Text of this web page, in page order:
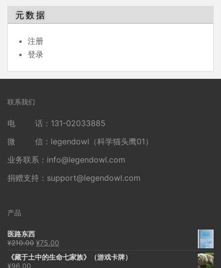
元数据
注册
登录
联系我们
电 话：131-02033885
微 信：legendowl（科学猫头鹰01）
业务联系： info@legendowl.com
捐赠支持： support@legendowl.com
产品
医路东西
¥210.00 原
为：
¥75.00
价
《藏于土中的生命七家族》（游戏卡牌）
¥96.00